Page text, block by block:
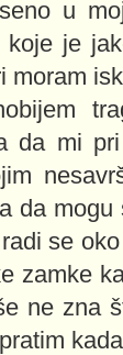
u
je
moram
da mi
da
se
zamke
ne zna